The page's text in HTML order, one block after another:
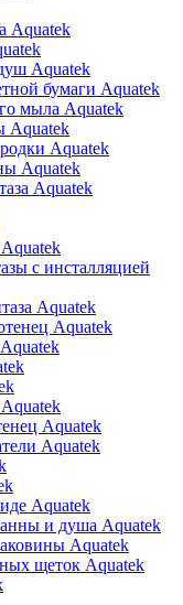
Aquatek
Aquatek
бумаги Aquatek
мыла Aquatek
Aquatek
Aquatek
Aquatek
Aquatek
с инсталляцией
Aquatek
Aquatek
Aquatek
Aquatek
Aquatek
и душа Aquatek
Aquatek
щеток Aquatek